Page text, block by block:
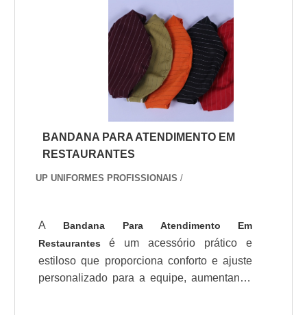
atender diferentes necessidades de
desempenho e uso diário.Trabalhamos com
modelos variados, entre eles: Camisa
Social Feminina Manga Curta e Longa,
Camisa Social Masculina Manga Curta e
Longa, Calça Social Feminina, Calça
Social Masculina, Vestido, Baby Look Polo
Camiseta Feminina, Camiseta Masculina e
Blazer Feminino.
BANDANA PARA ATENDIMENTO EM
RESTAURANTES
UP UNIFORMES PROFISSIONAIS /
A Bandana Para Atendimento Em
Restaurantesé um acessório prático e
estiloso que proporciona conforto e ajuste
personalizado para a equipe, aumentando